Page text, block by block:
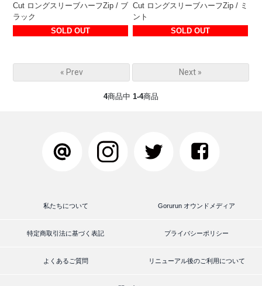
Cut ロングスリーブハーフZip / ブ
ラック
SOLD OUT
Cut ロングスリーブハーフZip / ミ
ント
SOLD OUT
« Prev Next »
4商品中 1-4商品
私たちについて Gorurun オウンドメディア
特定商取引法に基づく表記 プライバシーポリシー
よくあるご質問 リニューアル後のご利用について